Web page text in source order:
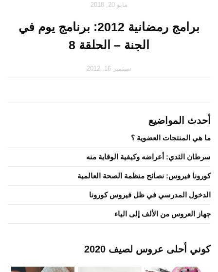
مايو 20, 2018
برامج رمضانية 2012: برنامج يوم في
الجنة – الحلقة 8
سبتمبر 16, 2012
أحدث المواضيع
ما هي المنتجات العضوية ؟
سرطان الثدي: أعراضه وكيفية الوقاية منه
كورونا فيروس: نصائح منظمة الصحة العالمية
الدخول المدرسي في ظل فيروس كورونا
جهاز العروس من الألف إلى الياء
كوني أحلى عروس لصيف 2020